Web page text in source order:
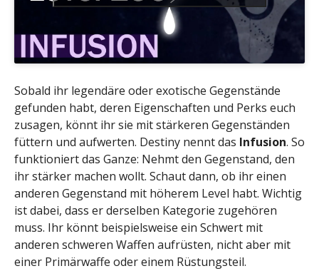
Sobald ihr legendäre oder exotische Gegenstände
gefunden habt, deren Eigenschaften und Perks euch
zusagen, könnt ihr sie mit stärkeren Gegenständen
füttern und aufwerten. Destiny nennt das Infusion. So
funktioniert das Ganze: Nehmt den Gegenstand, den
ihr stärker machen wollt. Schaut dann, ob ihr einen
anderen Gegenstand mit höherem Level habt. Wichtig
ist dabei, dass er derselben Kategorie zugehören
muss. Ihr könnt beispielsweise ein Schwert mit
anderen schweren Waffen aufrüsten, nicht aber mit
einer Primärwaffe oder einem Rüstungsteil.